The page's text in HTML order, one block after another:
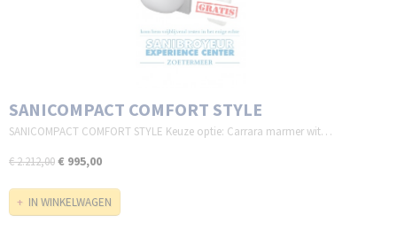
SANICOMPACT COMFORT STYLE
SANICOMPACT COMFORT STYLE Keuze optie: Carrara marmer wit…
€ 2.212,00€ 995,00
IN WINKELWAGEN